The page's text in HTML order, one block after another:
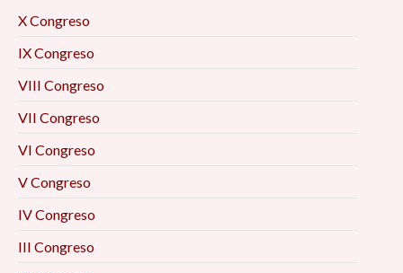
X Congreso
IX Congreso
VIII Congreso
VII Congreso
VI Congreso
V Congreso
IV Congreso
III Congreso